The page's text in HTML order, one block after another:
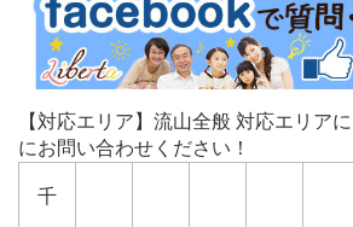
【対応エリア】流山全般 対応エリア
にお問い合わせください！
千